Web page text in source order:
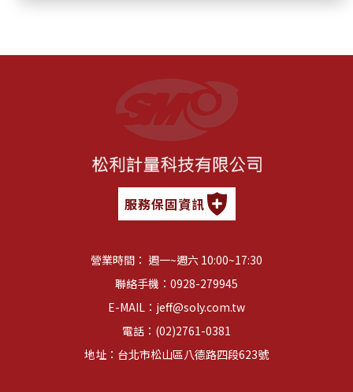
服務保固資訊
營業時間： 週一~週六 10:00~17:30
聯絡手機： 0928-279945
E-MAIL： jeff@soly.com.tw
電話： (02)2761-0381
地址：台北市松山區八德路四段623號